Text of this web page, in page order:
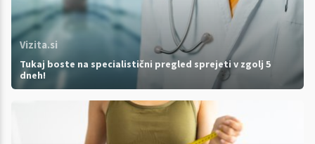
Vizita.si
Tukaj boste na specialistični pregled sprejeti v zgolj 5
dneh!